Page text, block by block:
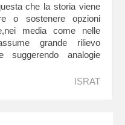
che la storia viene
o sostenere opzioni
media come nelle
grande rilievo
suggerendo analogie
ISRAT